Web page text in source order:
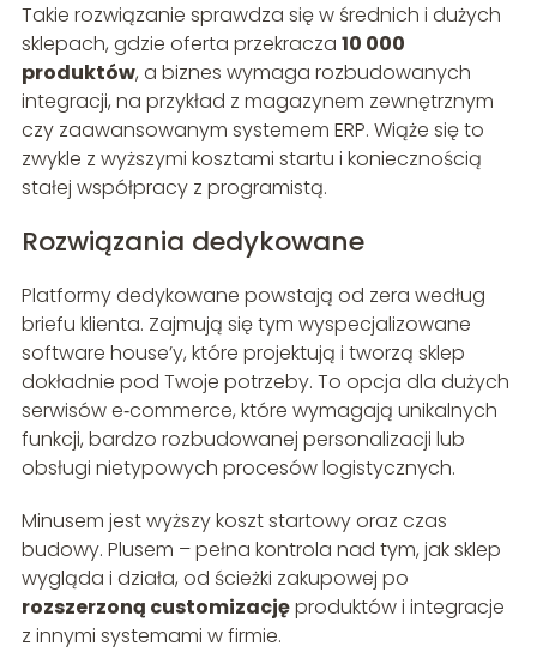
Takie rozwiązanie sprawdza się w średnich i dużych
sklepach, gdzie oferta przekracza 10 000
produktów, a biznes wymaga rozbudowanych
integracji, na przykład z magazynem zewnętrznym
czy zaawansowanym systemem ERP. Wiąże się to
zwykle z wyższymi kosztami startu i koniecznością
stałej współpracy z programistą.
Rozwiązania dedykowane
Platformy dedykowane powstają od zera według
briefu klienta. Zajmują się tym wyspecjalizowane
software house’y, które projektują i tworzą sklep
dokładnie pod Twoje potrzeby. To opcja dla dużych
serwisów e‑commerce, które wymagają unikalnych
funkcji, bardzo rozbudowanej personalizacji lub
obsługi nietypowych procesów logistycznych.
Minusem jest wyższy koszt startowy oraz czas
budowy. Plusem – pełna kontrola nad tym, jak sklep
wygląda i działa, od ścieżki zakupowej po
rozszerzoną customizacjęproduktów i integracje
z innymi systemami w firmie.